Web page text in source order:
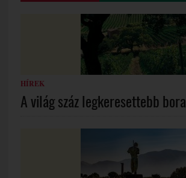
HÍREK
A világ száz legkeresettebb bora